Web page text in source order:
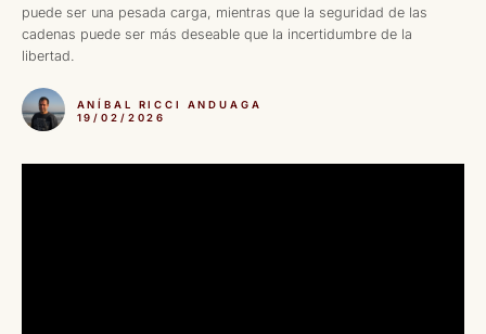
puede ser una pesada carga, mientras que la seguridad de las
cadenas puede ser más deseable que la incertidumbre de la
libertad.
ANÍBAL RICCI ANDUAGA
19/02/2026